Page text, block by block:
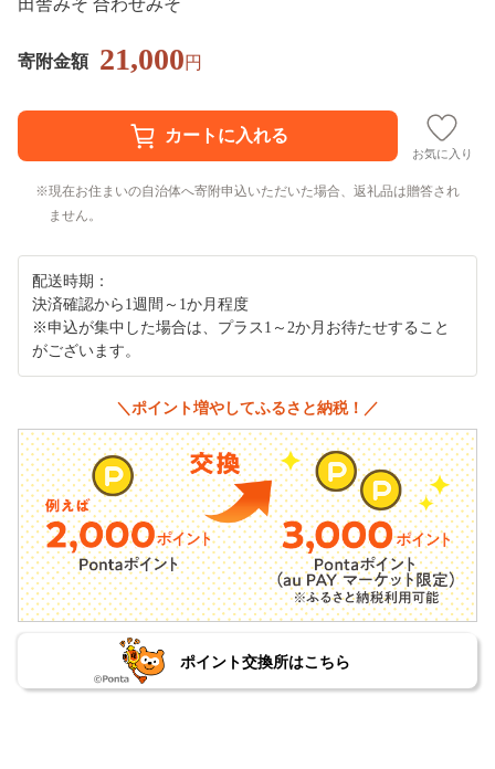
寄附金額 21,000円
お気に入り
現在お住まいの自治体へ寄附申込いただいた場合、返礼品は贈答され
ません。
配送時期：
決済確認から1週間～1か月程度
※申込が集中した場合は、プラス1～2か月お待たせすること
がございます。
＼ポイント増やしてふるさと納税！／
ポイント交換所はこちら